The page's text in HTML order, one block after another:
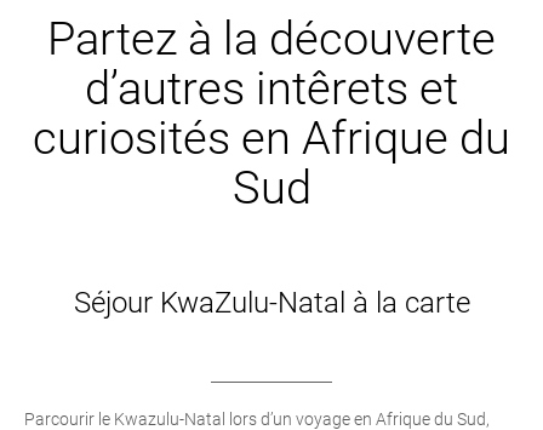
Partez à la découverte
d’autres intêrets et
curiosités en Afrique du
Sud
Séjour KwaZulu-Natal à la carte
Parcourir le Kwazulu-Natal lors d’un voyage en Afrique du Sud,